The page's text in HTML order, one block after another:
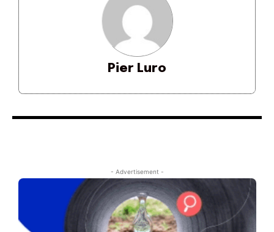
Pier Luro
- Advertisement -